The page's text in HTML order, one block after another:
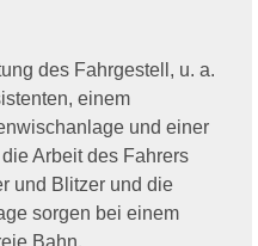
des Fahrgestell, u. a.
einem
und einer
Arbeit des Fahrers
und Blitzer und die
sorgen bei einem
Bahn.